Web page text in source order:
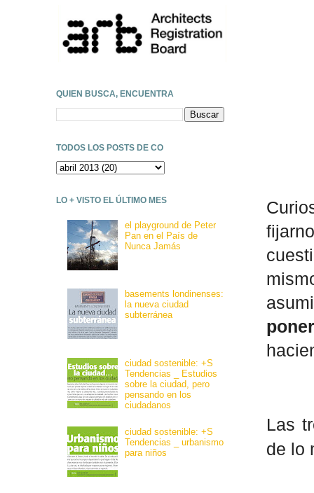
Las
de lo
QUIEN BUSCA, ENCUENTRA
TODOS LOS POSTS DE CO
LO + VISTO EL ÚLTIMO MES
el playground de Peter
Pan en el País de
Nunca Jamás
basements londinenses:
la nueva ciudad
subterránea
ciudad sostenible: +S
Tendencias _ Estudios
sobre la ciudad, pero
pensando en los
ciudadanos
ciudad sostenible: +S
Tendencias _ urbanismo
para niños